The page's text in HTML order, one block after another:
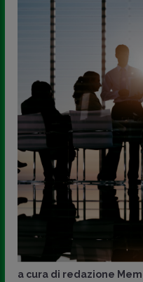
a cura di redazione